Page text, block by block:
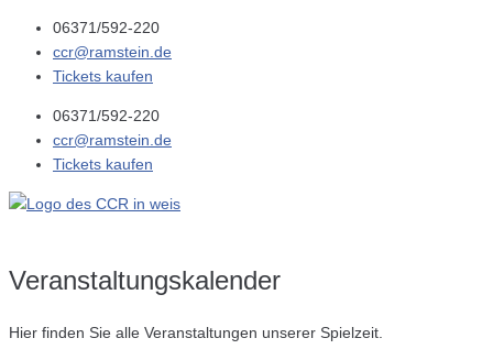
06371/592-220
ccr@ramstein.de
Tickets kaufen
06371/592-220
ccr@ramstein.de
Tickets kaufen
Veranstaltungskalender
Hier finden Sie alle Veranstaltungen unserer Spielzeit.